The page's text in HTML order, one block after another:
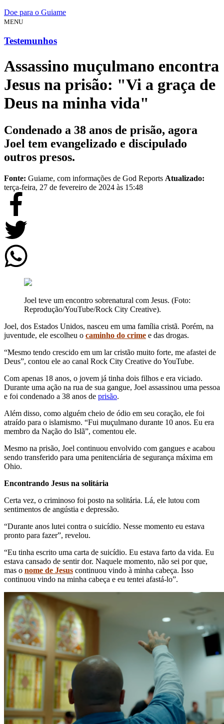
Doe para o Guiame
MENU
Testemunhos
Assassino muçulmano encontra
Jesus na prisão: "Vi a graça de
Deus na minha vida"
Condenado a 38 anos de prisão, agora
Joel tem evangelizado e discipulado
outros presos.
Fonte: Guiame, com informações de God Reports Atualizado:
terça-feira, 27 de fevereiro de 2024 às 15:48
Joel teve um encontro sobrenatural com Jesus. (Foto:
Reprodução/YouTube/Rock City Creative).
Joel, dos Estados Unidos, nasceu em uma família cristã. Porém, na
juventude, ele escolheu o caminho do crime e das drogas.
“Mesmo tendo crescido em um lar cristão muito forte, me afastei de
Deus”, contou ele ao canal Rock City Creative do YouTube.
Com apenas 18 anos, o jovem já tinha dois filhos e era viciado.
Durante uma ação na rua de sua gangue, Joel assassinou uma pessoa
e foi condenado a 38 anos de prisão.
Além disso, como alguém cheio de ódio em seu coração, ele foi
atraído para o islamismo. “Fui muçulmano durante 10 anos. Eu era
membro da Nação do Islã”, comentou ele.
Mesmo na prisão, Joel continuou envolvido com gangues e acabou
sendo transferido para uma penitenciária de segurança máxima em
Ohio.
Encontrando Jesus na solitária
Certa vez, o criminoso foi posto na solitária. Lá, ele lutou com
sentimentos de angústia e depressão.
“Durante anos lutei contra o suicídio. Nesse momento eu estava
pronto para fazer”, revelou.
“Eu tinha escrito uma carta de suicídio. Eu estava farto da vida. Eu
estava cansado de sentir dor. Naquele momento, não sei por que,
mas o nome de Jesus continuou vindo à minha cabeça. Isso
continuou vindo na minha cabeça e eu tentei afastá-lo”.